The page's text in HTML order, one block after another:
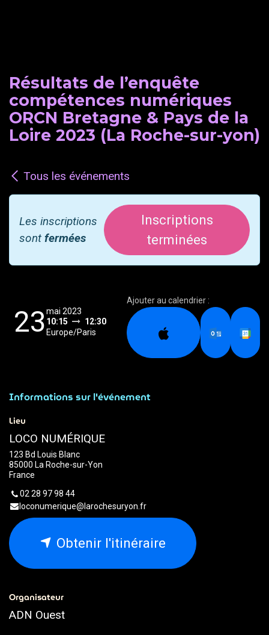
Résultats de l’enquête
compétences numériques
ORCN Bretagne & Pays de la
Loire 2023 (La Roche-sur-yon)
Tous les événements
Les inscriptions
sont fermées
Inscriptions
terminées
23mai 2023
10:15
12:30
Europe/Paris
Ajouter au calendrier :
Informations sur l'événement
Lieu
LOCO NUMÉRIQUE
123 Bd Louis Blanc
85000 La Roche-sur-Yon
France
02 28 97 98 44
loconumerique@larochesuryon.fr
Obtenir l'itinéraire
Organisateur
ADN Ouest